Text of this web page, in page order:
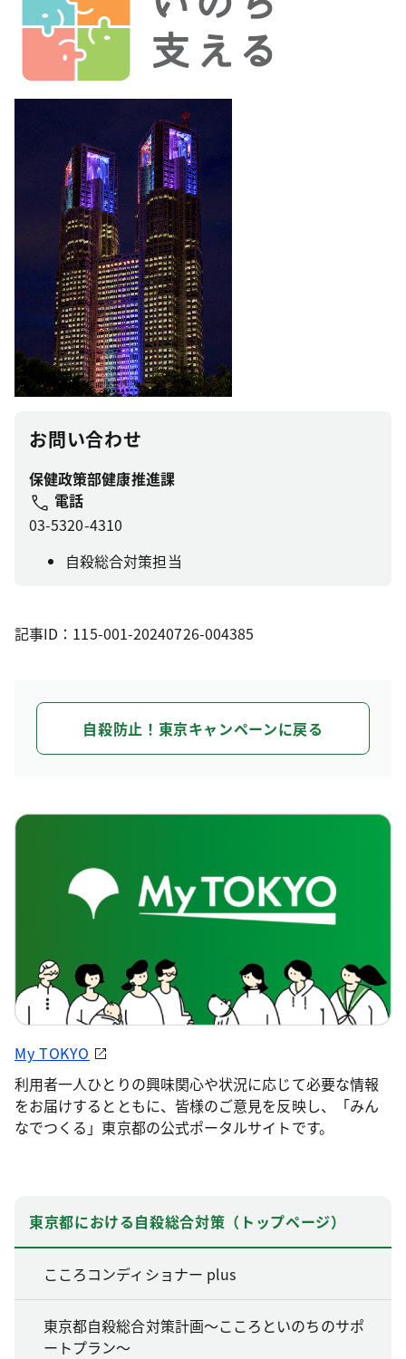
お問い合わせ
保健政策部健康推進課
電話
03-5320-4310
自殺総合対策担当
記事ID：115-001-20240726-004385
自殺防止！東京キャンペーンに戻る
My TOKYO
利用者一人ひとりの興味関心や状況に応じて必要な情報
をお届けするとともに、皆様のご意見を反映し、「みん
なでつくる」東京都の公式ポータルサイトです。
東京都における自殺総合対策（トップページ）
こころコンディショナー plus
東京都自殺総合対策計画～こころといのちのサポ
ートプラン～